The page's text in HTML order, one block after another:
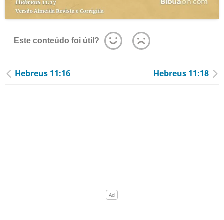
Este conteúdo foi útil?
Hebreus 11:16 Hebreus 11:18